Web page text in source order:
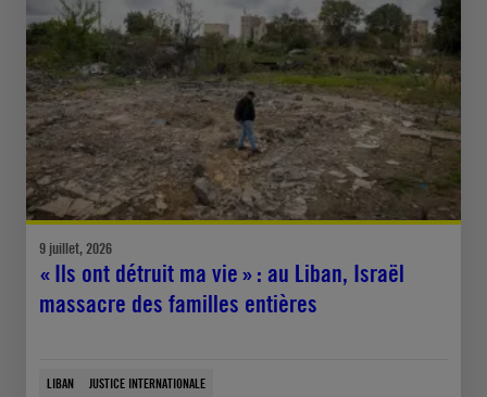
9 juillet, 2026
« Ils ont détruit ma vie » : au Liban, Israël
massacre des familles entières
LIBAN
JUSTICE INTERNATIONALE